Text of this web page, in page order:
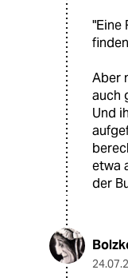
"Eine
Aber
auch
Und
etwa
der